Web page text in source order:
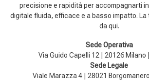
Sede Operativa
Via Guido Capelli 12 | 20126 Milano
Sede Legale
Viale Marazza 4 | 28021
precisione e rapidità per accompagnarti
digitale fluida, efficace e a basso impatto.
da qui.